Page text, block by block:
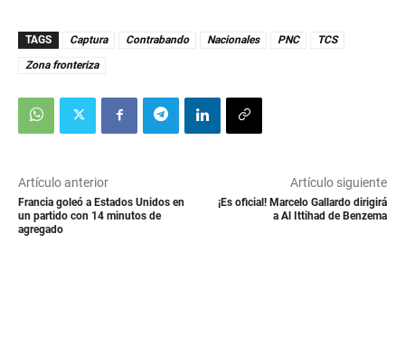
TAGS Captura Contrabando Nacionales PNC
TCS
Zona fronteriza
Artículo anterior
Francia goleó a Estados Unidos en
un partido con 14 minutos de
agregado
Artículo siguiente
¡Es oficial! Marcelo Gallardo dirigirá
a Al Ittihad de Benzema